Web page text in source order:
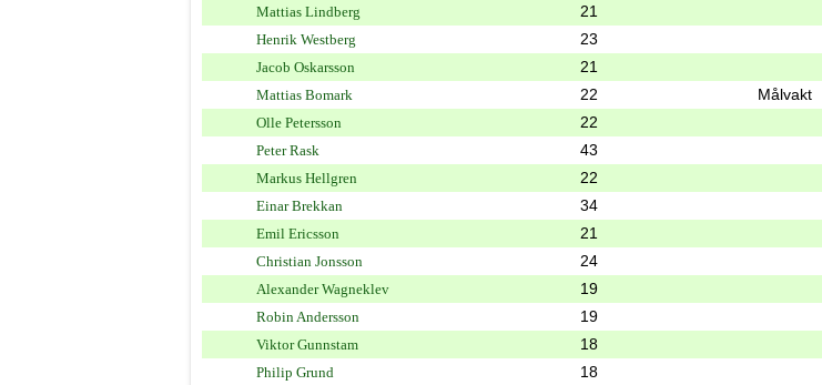
Mattias Lindberg 21
Henrik Westberg 23
Jacob Oskarsson 21
Mattias Bomark 22 Målvakt
Olle Petersson 22
Peter Rask 43
Markus Hellgren 22
Einar Brekkan 34
Emil Ericsson 21
Christian Jonsson 24
Alexander Wagneklev 19
Robin Andersson 19
Viktor Gunnstam 18
Philip Grund 18